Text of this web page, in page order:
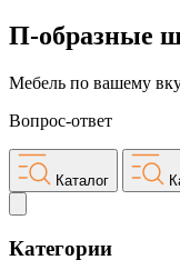
П-образные
Мебель по вашему
Вопрос-ответ
Каталог
Категории